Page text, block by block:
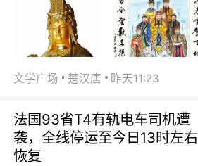
文学广场 楚汉唐 昨天11:23
法国93省T4有轨电车司机遭
袭，全线停运至今日13时左右
恢复